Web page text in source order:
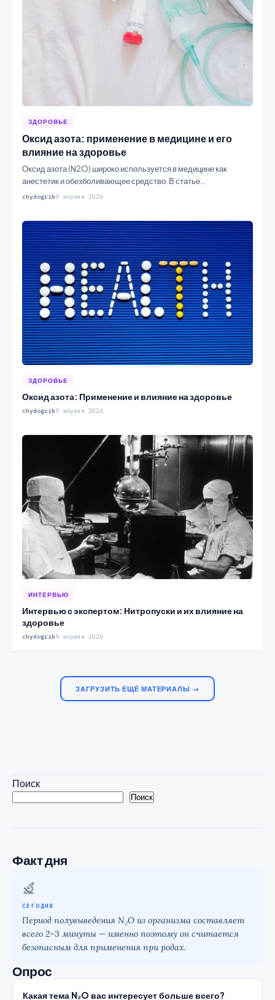
ЗДОРОВЬЕ
Оксид азота: применение в медицине и его
влияние на здоровье
Оксид азота (N2O) широко используется в медицине как
анестетик и обезболивающее средство. В статье
рассматриваются его…
chydogrib9 апреля 2026
ЗДОРОВЬЕ
Оксид азота: Применение и влияние на здоровье
chydogrib9 апреля 2026
ИНТЕРВЬЮ
Интервью с экспертом: Нитропуски и их влияние на
здоровье
chydogrib9 апреля 2026
ЗАГРУЗИТЬ ЕЩЁ МАТЕРИАЛЫ →
Поиск
Поиск
Факт дня
СЕГОДНЯ
Период полувыведения N₂O из организма составляет
всего 2–3 минуты — именно поэтому он считается
безопасным для применения при родах.
Опрос
Какая тема N₂O вас интересует больше всего?